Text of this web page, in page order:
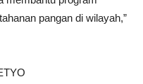
pangan di wilayah,”